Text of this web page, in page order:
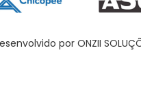
por ONZII